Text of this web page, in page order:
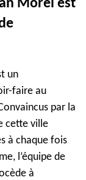
Morel est
un
faire au
par la
cette ville
à chaque fois
l’équipe de
à